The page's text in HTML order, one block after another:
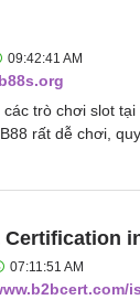
09:42:41 AM
trò chơi slot
rất dễ chơi,
Certification
07:11:51 AM